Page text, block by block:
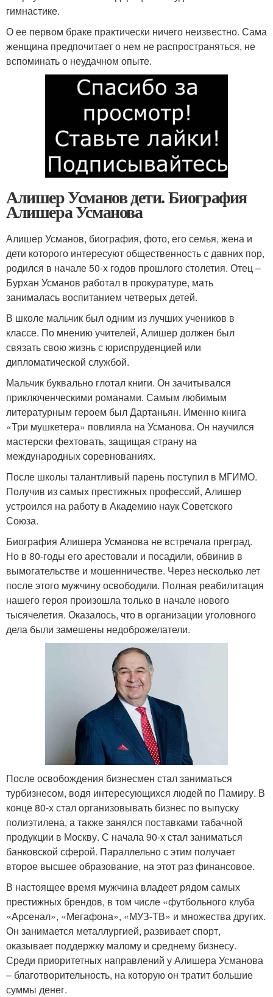
гимнастике.
О ее первом браке практически ничего неизвестно. Сама
женщина предпочитает о нем не распространяться, не
вспоминать о неудачном опыте.
Алишер Усманов дети. Биография
Алишера Усманова
Алишер Усманов, биография, фото, его семья, жена и
дети которого интересуют общественность с давних пор,
родился в начале 50-х годов прошлого столетия. Отец –
Бурхан Усманов работал в прокуратуре, мать
занималась воспитанием четверых детей.
В школе мальчик был одним из лучших учеников в
классе. По мнению учителей, Алишер должен был
связать свою жизнь с юриспруденцией или
дипломатической службой.
Мальчик буквально глотал книги. Он зачитывался
приключенческими романами. Самым любимым
литературным героем был Дартаньян. Именно книга
«Три мушкетера» повлияла на Усманова. Он научился
мастерски фехтовать, защищая страну на
международных соревнованиях.
После школы талантливый парень поступил в МГИМО.
Получив из самых престижных профессий, Алишер
устроился на работу в Академию наук Советского
Союза.
Биография Алишера Усманова не встречала преград.
Но в 80-годы его арестовали и посадили, обвинив в
вымогательстве и мошенничестве. Через несколько лет
после этого мужчину освободили. Полная реабилитация
нашего героя произошла только в начале нового
тысячелетия. Оказалось, что в организации уголовного
дела были замешены недоброжелатели.
После освобождения бизнесмен стал заниматься
турбизнесом, водя интересующихся людей по Памиру. В
конце 80-х стал организовывать бизнес по выпуску
полиэтилена, а также занялся поставками табачной
продукции в Москву. С начала 90-х стал заниматься
банковской сферой. Параллельно с этим получает
второе высшее образование, на этот раз финансовое.
В настоящее время мужчина владеет рядом самых
престижных брендов, в том числе «футбольного клуба
«Арсенал», «Мегафона», «МУЗ-ТВ» и множества других.
Он занимается металлургией, развивает спорт,
оказывает поддержку малому и среднему бизнесу.
Среди приоритетных направлений у Алишера Усманова
– благотворительность, на которую он тратит большие
суммы денег.